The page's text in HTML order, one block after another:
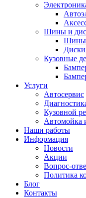
Шины и
Шины
Диски
Кузовные
Услуги
Автосервис
Кузовной
Автомойка
Наши работы
Информация
Новости
Акции
Вопрос-
Политика
Блог
Контакты